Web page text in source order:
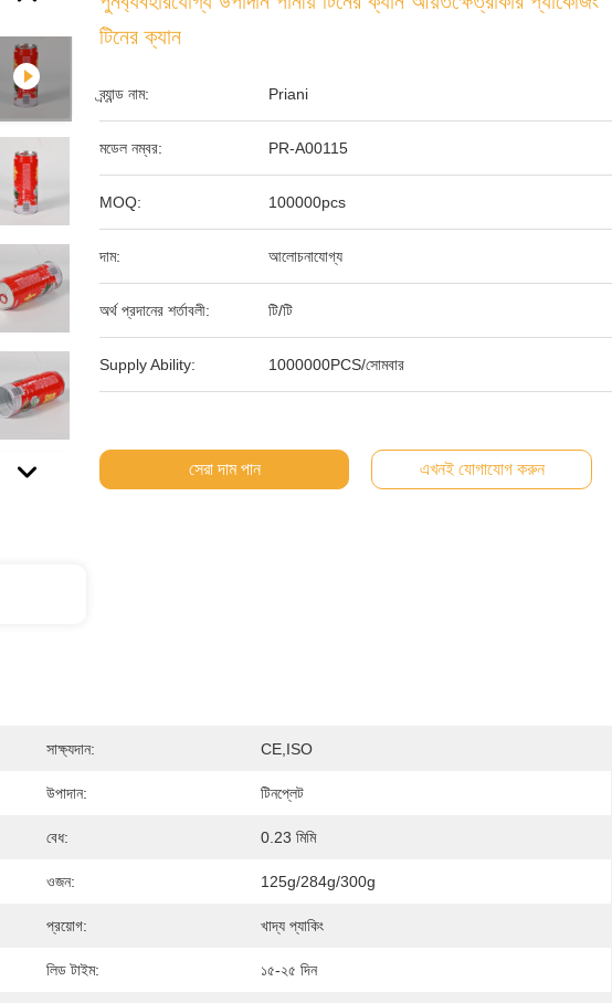
টিনের ক্যান
ব্র্যান্ড নাম: Priani
মডেল নম্বর: PR-A00115
MOQ: 100000pcs
দাম: আলোচনাযোগ্য
অর্থ প্রদানের শর্তাবলী: টি/টি
Supply Ability: 1000000PCS/সোমবার
সেরা দাম পান এখনই যোগাযোগ করুন
সাক্ষ্যদান: CE,ISO
উপাদান: টিনপ্লেট
বেধ: 0.23 মিমি
ওজন: 125g/284g/300g
প্রয়োগ: খাদ্য প্যাকিং
লিড টাইম: ১৫-২৫ দিন